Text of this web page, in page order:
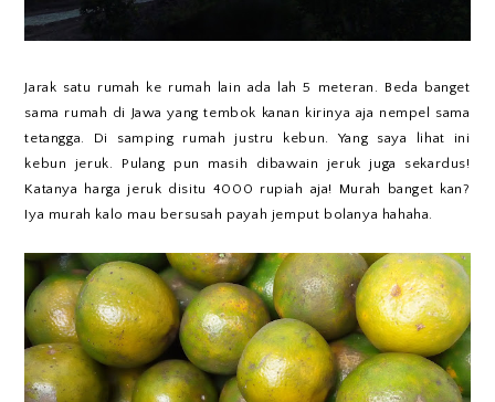
Jarak satu rumah ke rumah lain ada lah 5 meteran. Beda banget
sama rumah di Jawa yang tembok kanan kirinya aja nempel sama
tetangga. Di samping rumah justru kebun. Yang saya lihat ini
kebun jeruk. Pulang pun masih dibawain jeruk juga sekardus!
Katanya harga jeruk disitu 4000 rupiah aja! Murah banget kan?
Iya murah kalo mau bersusah payah jemput bolanya hahaha.